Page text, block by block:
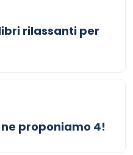
rilassanti per
proponiamo 4!